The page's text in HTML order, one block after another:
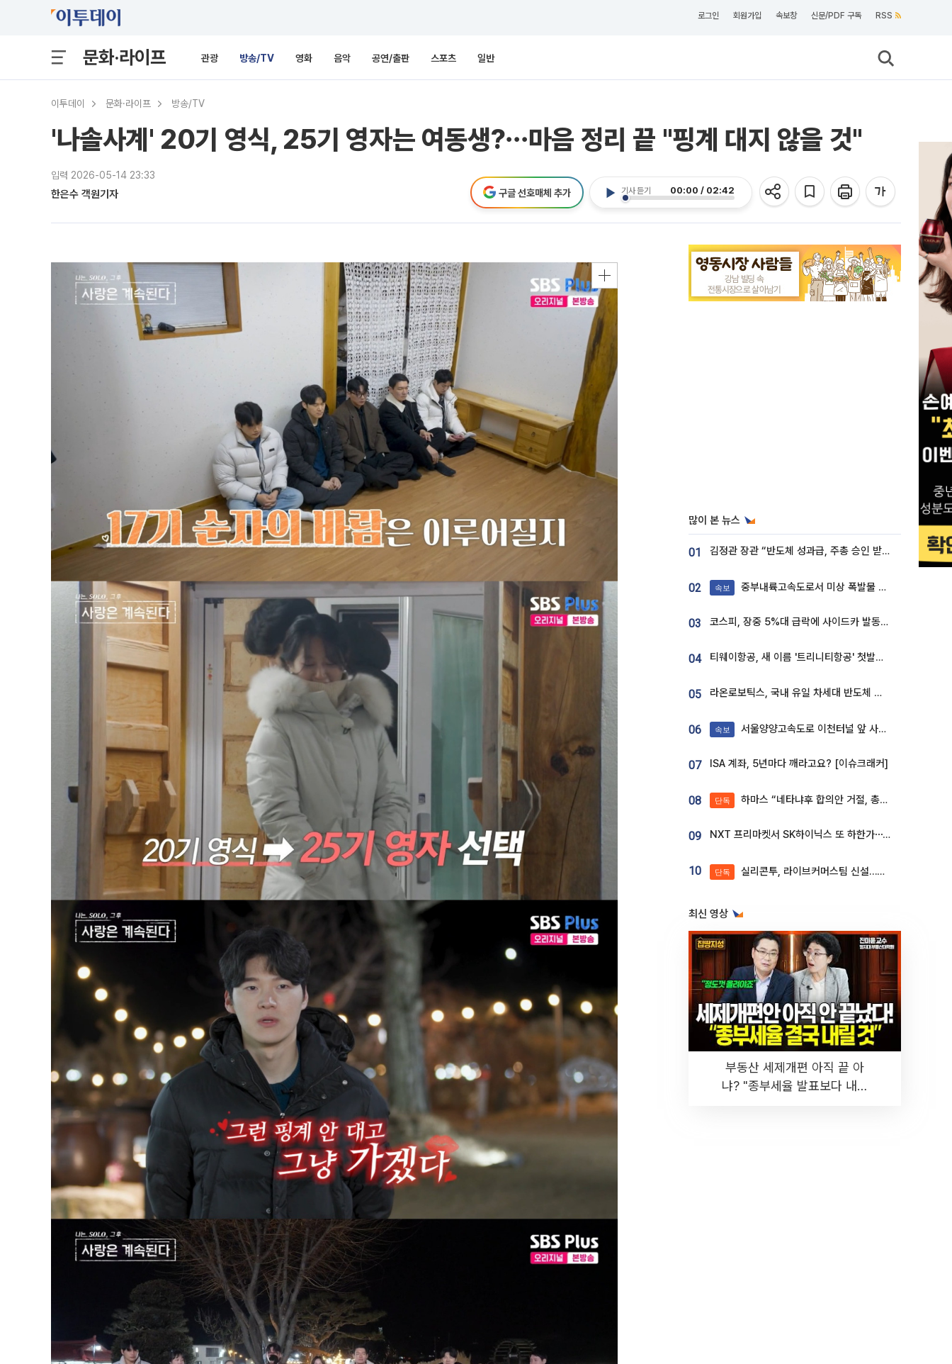
로그인 회원가입 속보창 신문/PDF 구독 RSS
문화·라이프 관광 방송/TV 영화 음악 공연/출판 스포츠 일반
이투데이 문화·라이프 방송/TV
'나솔사계' 20기 영식, 25기 영자는 여동생?⋯마음 정리 끝 "핑계 대지 않을 것"
입력 2026-05-14 23:33
한은수 객원기자 기사 듣기 00:00 / 02:42
구글 선호매체 추가
많이 본 뉴스
01 김정관 장관 “반도체 성과급, 주총 승인 받도록”…상법·자본시장법 개정 시사
02 속보 중부내륙고속도로서 미상 폭발물 발견
03 코스피, 장중 5%대 급락에 사이드카 발동…삼성·SK 동반 폭락
04 티웨이항공, 새 이름 '트리니티항공' 첫발…SSC 전략 본격화
05 라온로보틱스, 국내 유일 차세대 반도체 공정 로봇 개발 ‘고객사 테스트 진행’
06 속보 서울양양고속도로 이천터널 앞 사고 발생
07 ISA 계좌, 5년마다 깨라고요? [이슈크래커]
08 단독 하마스 “네타냐후 합의안 거절, 총선 앞두고 시간 끌기”
09 NXT 프리마켓서 SK하이닉스 또 하한가⋯‘11주 거래’에 시초가 왜곡
10 단독 실리콘투, 라이브커머스팀 신설…K뷰티 ‘글로벌 판매망’ 확대[K뷰티 라방戰]
최신 영상
부동산 세제개편 아직 끝 아
냐? "종부세율 발표보다 내릴